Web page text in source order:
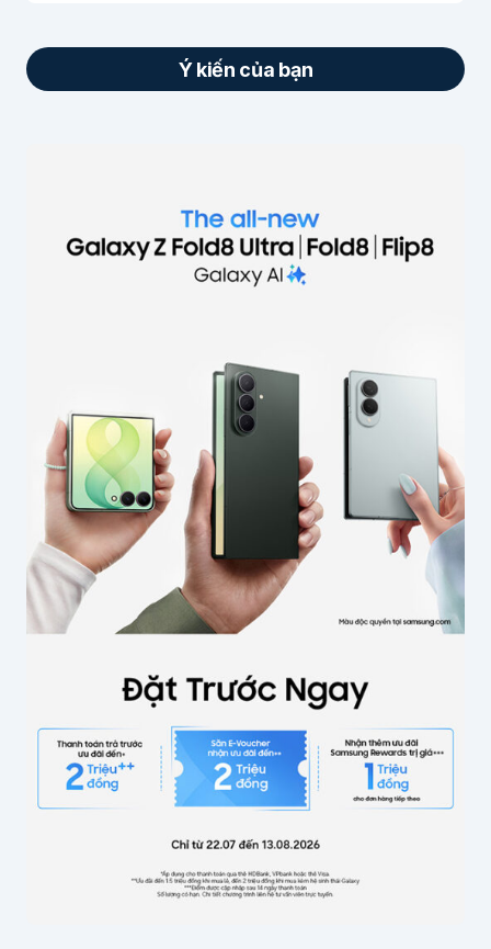
Ý kiến của bạn
Các trường bắt buộc được đánh dấu
Nội dung*
Tên của bạn*
Email
Lưu thông tin cho lần bình luận sau
Gửi bình luận